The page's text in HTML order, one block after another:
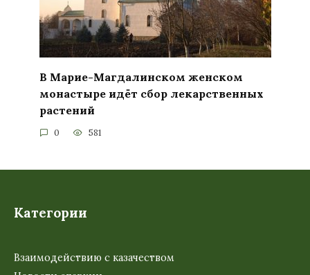
В Марие-Магдалинском женском
монастыре идёт сбор лекарственных
растений
0 581
Категории
Взаимодействию с казачеством